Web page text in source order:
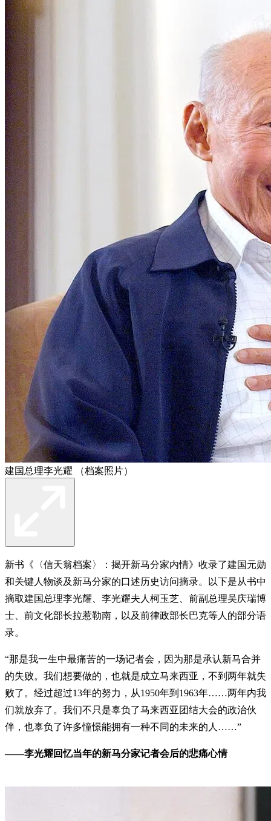
建国总理李光耀 （档案照片）
新书《〈信天翁档案〉：揭开新马分家内情》收录了建国元勋
和关键人物谈及新马分家的口述历史访问摘录。以下是从书中
摘取建国总理李光耀、李光耀夫人柯玉芝、前副总理吴庆瑞博
士、前文化部长拉惹勒南，以及前律政部长巴克等人的部分语
录。
“那是我一生中最痛苦的一场记者会，因为那是承认新马合并
的失败。我们想要做的，也就是成立马来西亚，不到两年就失
败了。经过超过13年的努力，从1950年到1963年……两年内我
们就放弃了。我们不只是辜负了马来西亚团结大会的政治伙
伴，也辜负了许多憧憬能拥有一种不同的未来的人……”
——李光耀回忆当年的新马分家记者会后的悲痛心情